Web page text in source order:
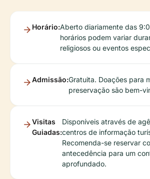
Horário:Aberto diariamente das
horários podem variar
religiosos ou eventos
Admissão:Gratuita. Doações para
preservação são bem-
Visitas
Guiadas:
Disponíveis através de
centros de informação
Recomenda-se reservar
antecedência para um
aprofundado.